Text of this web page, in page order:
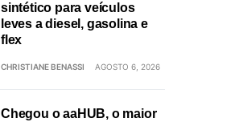
sintético para veículos
leves a diesel, gasolina e
flex
CHRISTIANE BENASSI AGOSTO 6, 2026
Chegou o aaHUB, o maior